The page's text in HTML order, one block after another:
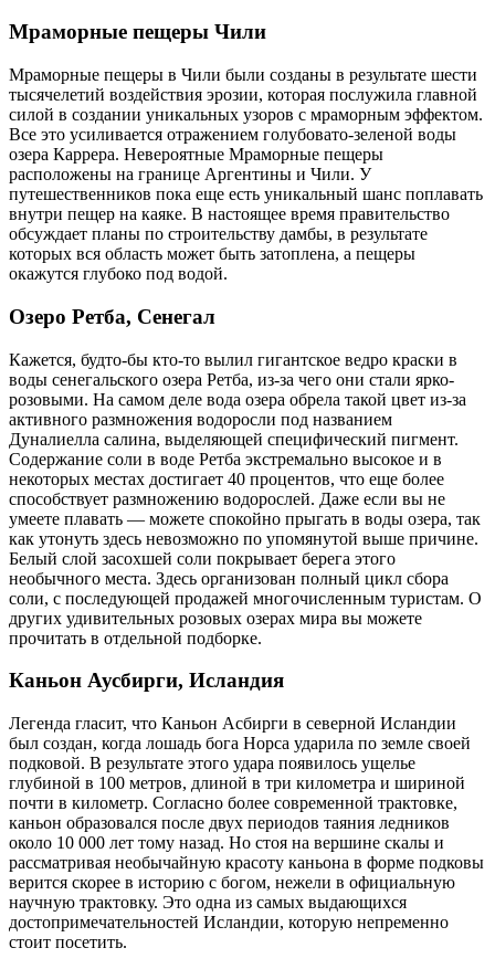
Мраморные пещеры Чили
Мраморные пещеры в Чили были созданы в результате шести
тысячелетий воздействия эрозии, которая послужила главной
силой в создании уникальных узоров с мраморным эффектом.
Все это усиливается отражением голубовато-зеленой воды
озера Каррера. Невероятные Мраморные пещеры
расположены на границе Аргентины и Чили. У
путешественников пока еще есть уникальный шанс поплавать
внутри пещер на каяке. В настоящее время правительство
обсуждает планы по строительству дамбы, в результате
которых вся область может быть затоплена, а пещеры
окажутся глубоко под водой.
Озеро Ретба, Сенегал
Кажется, будто-бы кто-то вылил гигантское ведро краски в
воды сенегальского озера Ретба, из-за чего они стали ярко-
розовыми. На самом деле вода озера обрела такой цвет из-за
активного размножения водоросли под названием
Дуналиелла салина, выделяющей специфический пигмент.
Содержание соли в воде Ретба экстремально высокое и в
некоторых местах достигает 40 процентов, что еще более
способствует размножению водорослей. Даже если вы не
умеете плавать — можете спокойно прыгать в воды озера, так
как утонуть здесь невозможно по упомянутой выше причине.
Белый слой засохшей соли покрывает берега этого
необычного места. Здесь организован полный цикл сбора
соли, с последующей продажей многочисленным туристам. О
других удивительных розовых озерах мира вы можете
прочитать в отдельной подборке.
Каньон Аусбирги, Исландия
Легенда гласит, что Каньон Асбирги в северной Исландии
был создан, когда лошадь бога Норса ударила по земле своей
подковой. В результате этого удара появилось ущелье
глубиной в 100 метров, длиной в три километра и шириной
почти в километр. Согласно более современной трактовке,
каньон образовался после двух периодов таяния ледников
около 10 000 лет тому назад. Но стоя на вершине скалы и
рассматривая необычайную красоту каньона в форме подковы
верится скорее в историю с богом, нежели в официальную
научную трактовку. Это одна из самых выдающихся
достопримечательностей Исландии, которую непременно
стоит посетить.